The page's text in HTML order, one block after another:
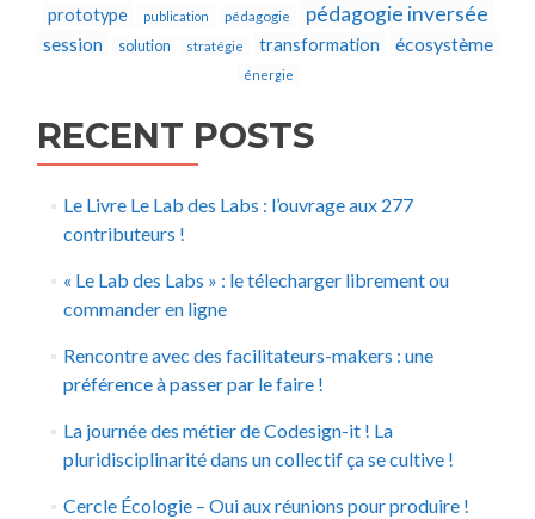
prototype publication pédagogie pédagogie inversée
session solution stratégie transformation écosystème
énergie
RECENT POSTS
Le Livre Le Lab des Labs : l’ouvrage aux 277
contributeurs !
« Le Lab des Labs » : le télecharger librement ou
commander en ligne
Rencontre avec des facilitateurs-makers : une
préférence à passer par le faire !
La journée des métier de Codesign-it ! La
pluridisciplinarité dans un collectif ça se cultive !
Cercle Écologie – Oui aux réunions pour produire !